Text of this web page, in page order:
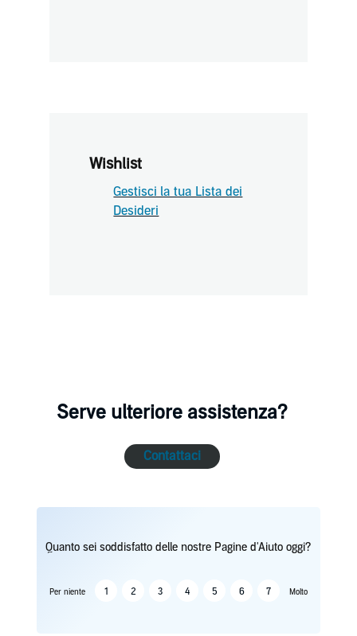
Wishlist
Gestisci la tua Lista dei
Desideri
Serve ulteriore assistenza?
Contattaci
Quanto sei soddisfatto delle nostre Pagine d'Aiuto oggi?
Per niente 1 2 3 4 5 6 7 Molto